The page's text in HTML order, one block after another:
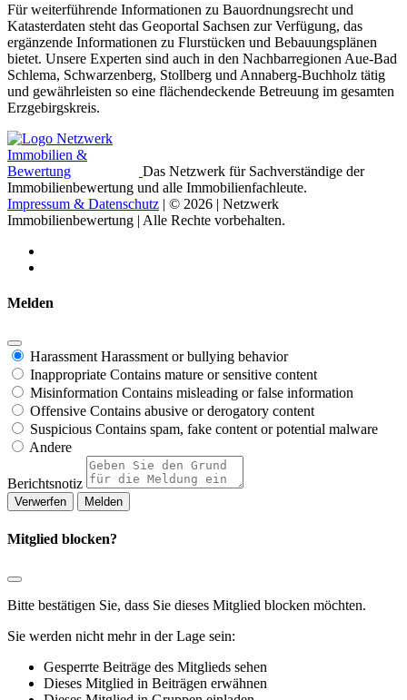
Für weiterführende Informationen zu Bauordnungsrecht und
Katasterdaten steht das Geoportal Sachsen zur Verfügung, das
ergänzende Informationen zu Flurstücken und Bebauungsplänen
bietet. Unsere Experten sind auch in den Nachbarregionen Aue-Bad
Schlema, Schwarzenberg, Stollberg und Annaberg-Buchholz tätig
und gewährleisten so eine flächendeckende Betreuung im gesamten
Erzgebirgskreis.
Das Netzwerk für Sachverständige der
Immobilienbewertung und alle Immobilienfachleute.
Impressum & Datenschutz | © 2026 | Netzwerk
Immobilienbewertung | Alle Rechte vorbehalten.
Melden
Harassment Harassment or bullying behavior
Inappropriate Contains mature or sensitive content
Misinformation Contains misleading or false information
Offensive Contains abusive or derogatory content
Suspicious Contains spam, fake content or potential malware
Andere
Berichtsnotiz
Melden
Mitglied blocken?
Bitte bestätigen Sie, dass Sie dieses Mitglied blocken möchten.
Sie werden nicht mehr in der Lage sein:
Gesperrte Beiträge des Mitglieds sehen
Dieses Mitglied in Beiträgen erwähnen